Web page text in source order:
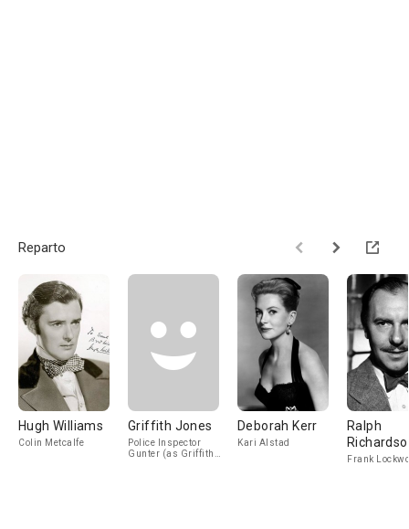
Reparto
Hugh Williams
Colin Metcalfe
Griffith Jones
Police Inspector
Gunter (as Griffiths
Deborah Kerr
Kari Alstad
Ralph
Frank